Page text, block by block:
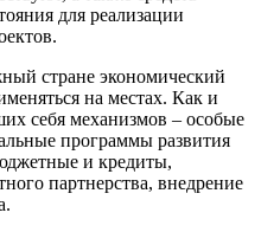
для реализации
стране экономический
на местах. Как и
себя механизмов – особые
программы развития
и кредиты,
партнерства, внедрение